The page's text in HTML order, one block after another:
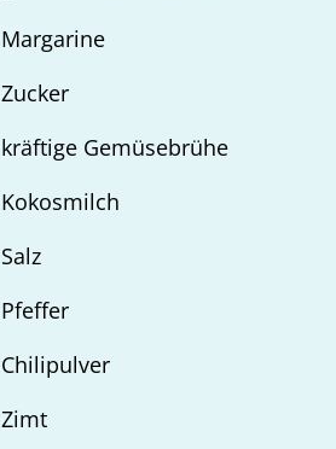
Margarine
Zucker
kräftige Gemüsebrühe
Kokosmilch
Salz
Pfeffer
Chilipulver
Zimt